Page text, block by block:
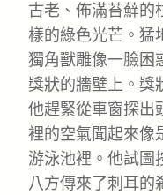
古老、佈滿苔蘚的
樣的綠色光芒。猛
獨角獸雕像一臉困
獎狀的牆壁上。獎
他趕緊從車窗探出
裡的空氣聞起來像
游泳池裡。他試圖
八方傳來了刺耳的